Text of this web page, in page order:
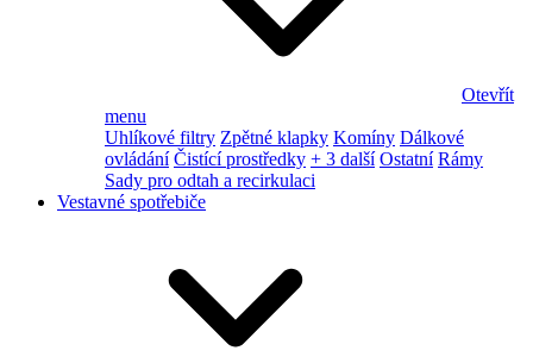
Otevřít
menu
Uhlíkové filtry Zpětné klapky Komíny Dálkové
ovládání Čistící prostředky + 3 další Ostatní Rámy
Sady pro odtah a recirkulaci
Vestavné spotřebiče